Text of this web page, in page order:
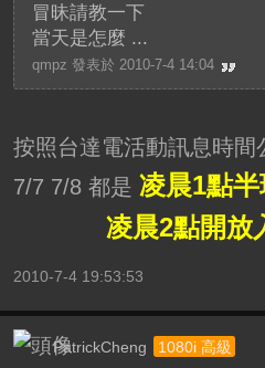
冒昧請教一下
當天是怎麼 ...
qmpz 發表於 2010-7-4 14:04
按照台達電活動訊息時間
7/7 7/8 都是 凌晨1點
凌晨2點開放
2010-7-4 19:53:53
PatrickCheng 1080i 高級